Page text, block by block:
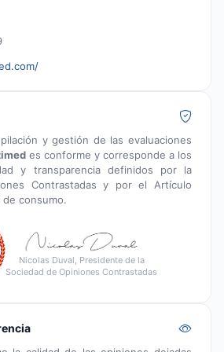
y gestión de las evaluaciones
es conforme y corresponde a los
y transparencia definidos por la
Contrastadas y por el Artículo
de consumo.
Nicolas Duval, Presidente de la
Sociedad de Opiniones Contrastadas